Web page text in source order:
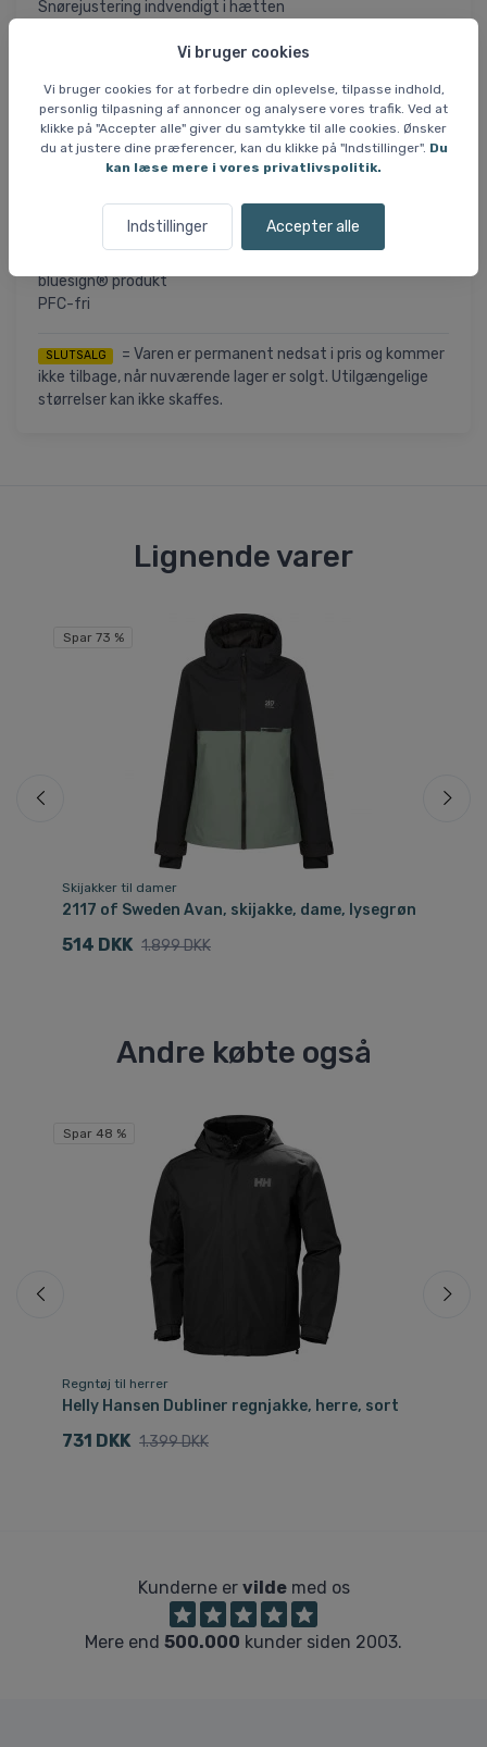
Vi bruger cookies
Vi bruger cookies for at forbedre din oplevelse, tilpasse indhold,
personlig tilpasning af annoncer og analysere vores trafik. Ved at
klikke på "Accepter alle" giver du samtykke til alle cookies. Ønsker
du at justere dine præferencer, kan du klikke på "Indstillinger". Du
kan læse mere i vores privatlivspolitik.
Indstillinger Accepter alle
Snørejustering indvendigt i hætten
Elastiske og justerbare manchetter
Brystlomme med YKK lynlås og goggle tørreklud
Indvendig brystlomme
Liftkortlomme
Ekstern ophængningsløkke
LIFE POCKET™
bluesign® produkt
PFC-fri
SLUTSALG
= Varen er permanent nedsat i pris og kommer
ikke tilbage, når nuværende lager er solgt. Utilgængelige
størrelser kan ikke skaffes.
Lignende varer
Spar 73 %
Skijakker til damer
2117 of Sweden Avan, skijakke, dame, lysegrøn
514 DKK 1.899 DKK
Andre købte også
Spar 48 %
Regntøj til herrer
Helly Hansen Dubliner regnjakke, herre, sort
731 DKK 1.399 DKK
Kunderne er vildemed os
Mere end 500.000 kunder siden 2003.